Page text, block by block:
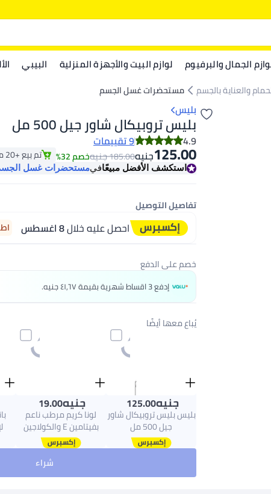
الجمال والبرفيوم لوازم البيت والأجهزة المنزلية البيبي
والعناية بالجسم مستحضرات غسل الجسم
بليس
بليس تروبيكال شاور جيل 500 مل
4.9
9 تقييمات
جنيه125.00 جنيه185.00 خصم 32% تم بيع +20 مؤخرًا
تم بيع +20 مؤخرًا استكشف الأفضل مبيعًافيمستحضرات غسل
تفاصيل التوصيل
احصل عليه خلال8 اغسطس اطلب
خصم على الدفع
إدفع 3 اقساط شهرية بقيمة ٤١٫٦٧ جنيه.
يُباع معها أيضًا
جنيه125.00
بليس بليس تروبيكال شاور
جيل 500 مل
جنيه19.00
لونا كريم مرطب ناعم
بفيتامين E والكولاجين
شراء